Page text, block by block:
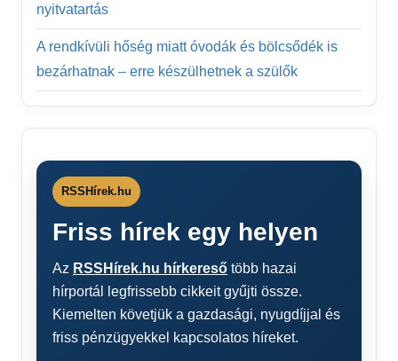
nyitvatartás
A rendkívüli hőség miatt óvodák és bölcsődék is
bezárhatnak – erre készülhetnek a szülők
RSSHírek.hu
Friss hírek egy helyen
Az RSSHírek.hu hírkereső több hazai
hírportál legfrissebb cikkeit gyűjti össze.
Kiemelten követjük a gazdasági, nyugdíjjal és
friss pénzügyekkel kapcsolatos híreket.